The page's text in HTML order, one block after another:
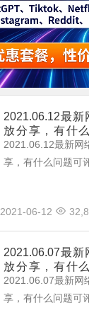
2021.06.12最
放分享，有什
我。
2021.06.12最新网
享，有什么问题可
节点相提并论，不
统一回复： 第一
（本地连接当中的
114，4个1，
的DNS。） 第二：
太多，稳定性...
2021-06-12
2021.06.07最
放分享，有什
我。
2021.06.07最新网
享，有什么问题可